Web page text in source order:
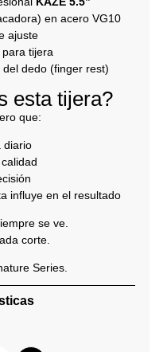
en acero VG10
ajuste
tijera
dedo (finger rest)
esta tijera?
que:
diario
influye en el resultado
se ve.
corte.
Series.